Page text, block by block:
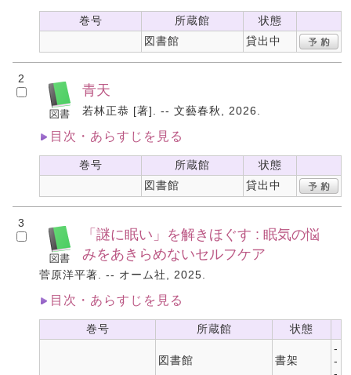
巻号 所蔵館
状態
図書館
貸出中
2
青天
若林正恭 [著]. -- 文藝春秋, 2026.
目次・あらすじを見る
巻号 所蔵館
状態
図書館
貸出中
3
「謎に眠い」を解きほぐす : 眠気の悩
みをあきらめないセルフケア
菅原洋平著. -- オーム社, 2025.
目次・あらすじを見る
巻号 所蔵館 状態
図書館 書架
-
-